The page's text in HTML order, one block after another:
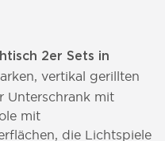
2er Sets in
vertikal gerillten
Unterschrank mit
mit
die Lichtspiele